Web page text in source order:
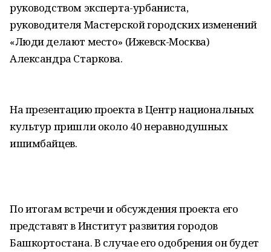
руководством эксперта-урбаниста,
руководителя Мастерской городских изменений
«Люди делают место» (Ижевск-Москва)
Александра Старкова.
На презентацию проекта в Центр национальных
культур пришли около 40 неравнодушных
ишимбайцев.
По итогам встречи и обсуждения проекта его
представят в Институт развития городов
Башкортостана. В случае его одобрения он будет